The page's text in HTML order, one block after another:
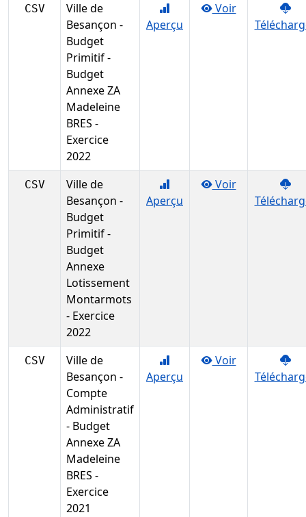
CSV
Ville de
Besançon -
Budget
Primitif -
Budget
Annexe ZA
Madeleine
BRES -
Exercice
2022
Aperçu
Voir
CSV
Ville de
Besançon -
Budget
Primitif -
Budget
Annexe
Lotissement
Montarmots
- Exercice
2022
Aperçu
Voir
CSV
Ville de
Besançon -
Compte
Administratif
- Budget
Annexe ZA
Madeleine
BRES -
Exercice
2021
Aperçu
Voir